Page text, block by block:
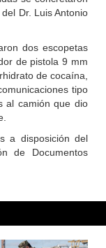
Dr. Luis Antonio
dos escopetas
de pistola 9 mm
de cocaína,
tipo
al camión que dio
a disposición del
de Documentos